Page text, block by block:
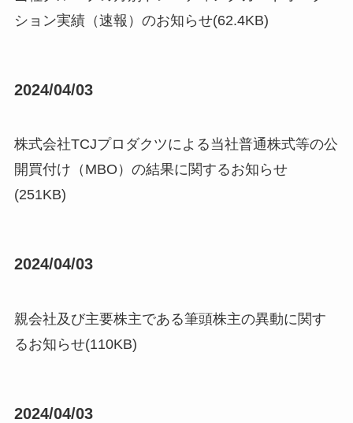
ション実績（速報）のお知らせ(62.4KB)
2024/04/03
株式会社TCJプロダクツによる当社普通株式等の公
開買付け（MBO）の結果に関するお知らせ
(251KB)
2024/04/03
親会社及び主要株主である筆頭株主の異動に関す
るお知らせ(110KB)
2024/04/03